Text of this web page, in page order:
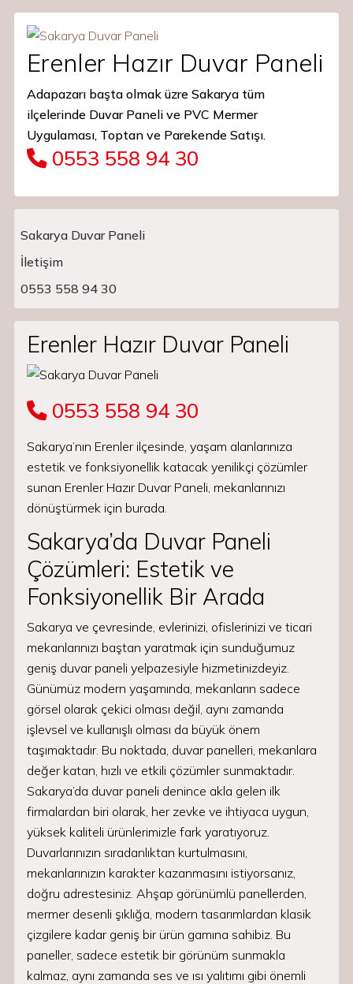
Erenler Hazır Duvar Paneli
Adapazarı başta olmak üzre Sakarya tüm
ilçelerinde Duvar Paneli ve PVC Mermer
Uygulaması, Toptan ve Parekende Satışı.
0553 558 94 30
Main Navigation
Sakarya Duvar Paneli
İletişim
0553 558 94 30
Erenler Hazır Duvar Paneli
0553 558 94 30
Sakarya’nın Erenler ilçesinde, yaşam alanlarınıza
estetik ve fonksiyonellik katacak yenilikçi çözümler
sunan Erenler Hazır Duvar Paneli, mekanlarınızı
dönüştürmek için burada.
Sakarya’da Duvar Paneli
Çözümleri: Estetik ve
Fonksiyonellik Bir Arada
Sakarya ve çevresinde, evlerinizi, ofislerinizi ve ticari
mekanlarınızı baştan yaratmak için sunduğumuz
geniş duvar paneli yelpazesiyle hizmetinizdeyiz.
Günümüz modern yaşamında, mekanların sadece
görsel olarak çekici olması değil, aynı zamanda
işlevsel ve kullanışlı olması da büyük önem
taşımaktadır. Bu noktada, duvar panelleri, mekanlara
değer katan, hızlı ve etkili çözümler sunmaktadır.
Sakarya’da duvar paneli denince akla gelen ilk
firmalardan biri olarak, her zevke ve ihtiyaca uygun,
yüksek kaliteli ürünlerimizle fark yaratıyoruz.
Duvarlarınızın sıradanlıktan kurtulmasını,
mekanlarınızın karakter kazanmasını istiyorsanız,
doğru adrestesiniz. Ahşap görünümlü panellerden,
mermer desenli şıklığa, modern tasarımlardan klasik
çizgilere kadar geniş bir ürün gamına sahibiz. Bu
paneller, sadece estetik bir görünüm sunmakla
kalmaz, aynı zamanda ses ve ısı yalıtımı gibi önemli